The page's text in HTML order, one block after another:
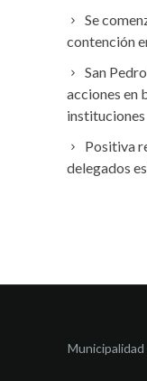
Se
contención
San
acciones en
instituciones
Positiva
delegados
Municipalidad